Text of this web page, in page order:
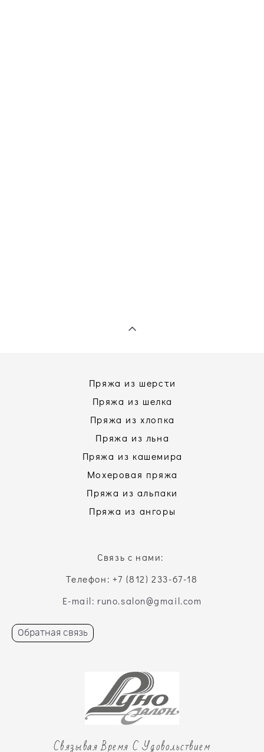
Пряжа из шерсти
Пряжа из шелка
Пряжа из хлопка
Пряжа из льна
Пряжа из кашемира
Мохеровая пряжа
Пряжа из альпаки
Пряжа из ангоры
Связь с нами:
Телефон: +7 (812) 233-67-18
E-mail: runo.salon@gmail.com
Обратная связь
Связывая Время С Удовольствием